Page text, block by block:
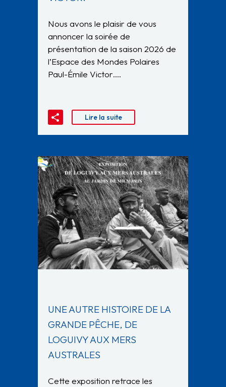
Nous avons le plaisir de vous
annoncer la soirée de
présentation de la saison 2026 de
l’Espace des Mondes Polaires
Paul-Émile Victor….
Lire la suite
UNE AUTRE HISTOIRE DE LA
GRANDE PÊCHE, DE
LOGUIVY AUX MERS
AUSTRALES
Cette exposition retrace les